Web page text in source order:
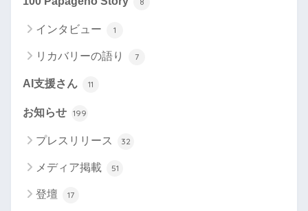
インタビュー 1
リカバリーの語り 7
AI支援さん 11
お知らせ 199
プレスリリース 32
メディア掲載 51
登壇 17